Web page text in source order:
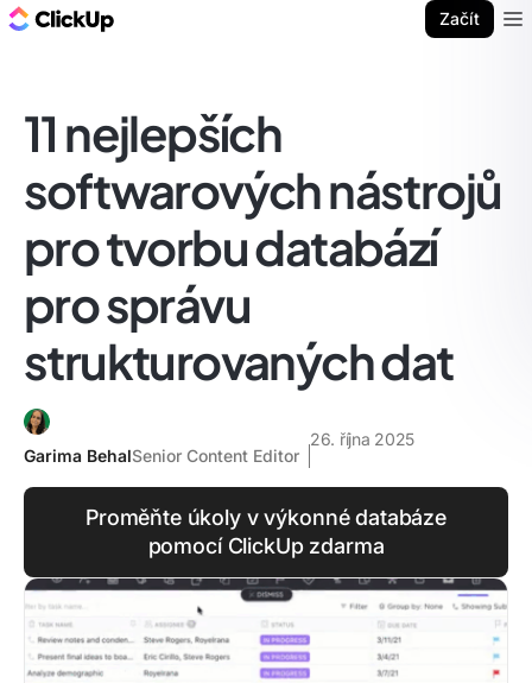
Začít
11 nejlepších
softwarových nástrojů
pro tvorbu databází
pro správu
strukturovaných dat
Garima BehalSenior Content Editor
26. října 2025
Proměňte úkoly v výkonné databáze
pomocí ClickUp zdarma